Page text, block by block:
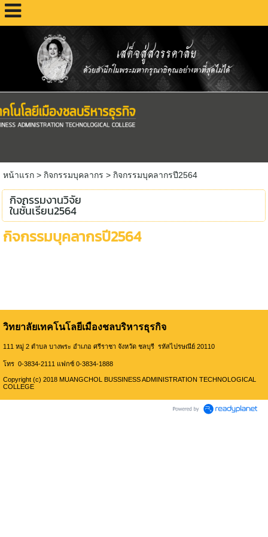
หน้าแรก> กิจกรรมบุคลากร > กิจกรรมบุคลากรปี2564
กิจกรรมงานวิจัย
ในชั้นเรียน2564
กิจกรรมบุคลากรปี2564
วิทยาลัยเทคโนโลยีเมืองชลบริหารธุรกิจ
111 หมู่ 2 ตำบล บางพระ อำเภอ ศรีราชา จังหวัด ชลบุรี รหัสไปรษณีย์ 20110
โทร 0-3834-2111 แฟกซ์ 0-3834-1888
Copyright (c) 2018 MUANGCHOL BUSSINESS ADMINISTRATION TECHNOLOGICAL
COLLEGE